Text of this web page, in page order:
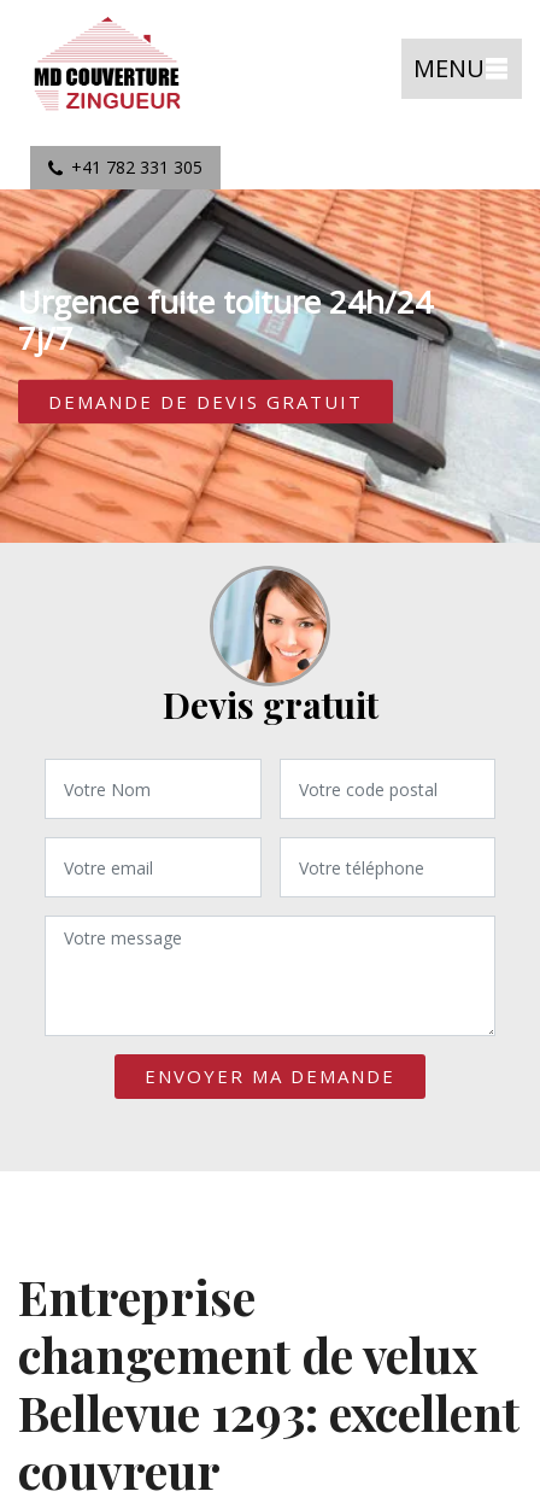
MENU
+41 782 331 305
Urgence fuite toiture 24h/24
7j/7
DEMANDE DE DEVIS GRATUIT
Devis gratuit
Entreprise
changement de velux
Bellevue 1293: excellent
couvreur